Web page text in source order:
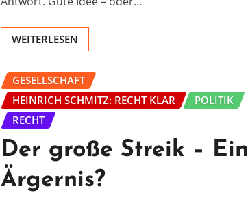
WEITERLESEN
GESELLSCHAFT
HEINRICH SCHMITZ: RECHT KLAR
POLITIK
RECHT
Der große Streik – Ein
Ärgernis?